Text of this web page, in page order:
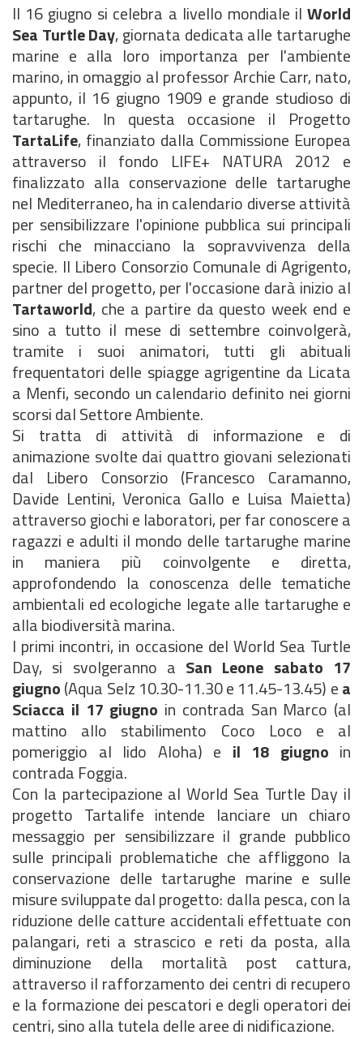
Il 16 giugno si celebra a livello mondiale il World
Sea Turtle Day, giornata dedicata alle tartarughe
marine e alla loro importanza per l'ambiente
marino, in omaggio al professor Archie Carr, nato,
appunto, il 16 giugno 1909 e grande studioso di
tartarughe. In questa occasione il Progetto
TartaLife, finanziato dalla Commissione Europea
attraverso il fondo LIFE+ NATURA 2012 e
finalizzato alla conservazione delle tartarughe
nel Mediterraneo, ha in calendario diverse attività
per sensibilizzare l'opinione pubblica sui principali
rischi che minacciano la sopravvivenza della
specie. Il Libero Consorzio Comunale di Agrigento,
partner del progetto, per l'occasione darà inizio al
Tartaworld, che a partire da questo week end e
sino a tutto il mese di settembre coinvolgerà,
tramite i suoi animatori, tutti gli abituali
frequentatori delle spiagge agrigentine da Licata
a Menfi, secondo un calendario definito nei giorni
scorsi dal Settore Ambiente.
Si tratta di attività di informazione e di
animazione svolte dai quattro giovani selezionati
dal Libero Consorzio (Francesco Caramanno,
Davide Lentini, Veronica Gallo e Luisa Maietta)
attraverso giochi e laboratori, per far conoscere a
ragazzi e adulti il mondo delle tartarughe marine
in maniera più coinvolgente e diretta,
approfondendo la conoscenza delle tematiche
ambientali ed ecologiche legate alle tartarughe e
alla biodiversità marina.
I primi incontri, in occasione del World Sea Turtle
Day, si svolgeranno a San Leone sabato 17
giugno(Aqua Selz 10.30-11.30 e 11.45-13.45) ea
Sciacca il 17 giugno in contrada San Marco (al
mattino allo stabilimento Coco Loco e al
pomeriggio al lido Aloha) e il 18 giugno in
contrada Foggia.
Con la partecipazione al World Sea Turtle Day il
progetto Tartalife intende lanciare un chiaro
messaggio per sensibilizzare il grande pubblico
sulle principali problematiche che affliggono la
conservazione delle tartarughe marine e sulle
misure sviluppate dal progetto: dalla pesca, con la
riduzione delle catture accidentali effettuate con
palangari, reti a strascico e reti da posta, alla
diminuzione della mortalità post cattura,
attraverso il rafforzamento dei centri di recupero
e la formazione dei pescatori e degli operatori dei
centri, sino alla tutela delle aree di nidificazione.